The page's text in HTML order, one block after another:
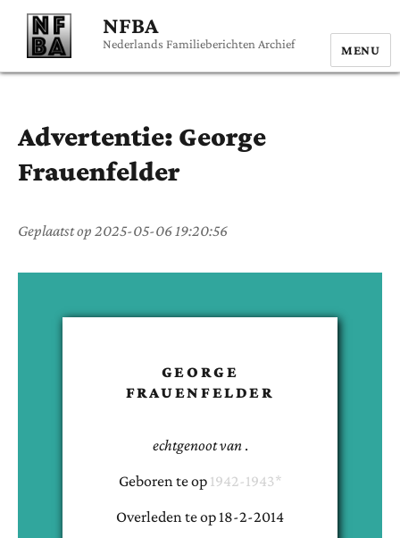
NFBA
Nederlands Familieberichten Archief MENU
Advertentie: George
Frauenfelder
Geplaatst op 2025-05-06 19:20:56
GEORGE
FRAUENFELDER
echtgenoot van .
Geboren teop 1942-1943*
Overleden teop 18-2-2014